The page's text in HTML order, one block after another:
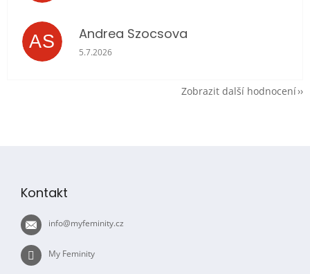
AS Andrea Szocsova
Hodnocení obchodu je 5 z 5 hvězdiček.
5.7.2026
Zobrazit další hodnocení
Kontakt
info@myfeminity.cz
My Feminity